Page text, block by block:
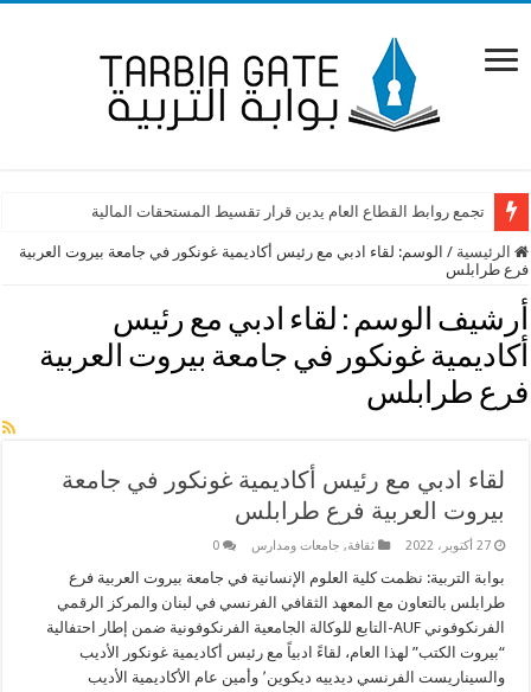
تجمع روابط القطاع العام يدين قرار تقسيط المستحقات المالية
الرئيسية / الوسم: لقاء ادبي مع رئيس أكاديمية غونكور في جامعة بيروت العربية
فرع طرابلس
أرشيف الوسم : لقاء ادبي مع رئيس
أكاديمية غونكور في جامعة بيروت العربية
فرع طرابلس
لقاء ادبي مع رئيس أكاديمية غونكور في جامعة
بيروت العربية فرع طرابلس
27 أكتوبر، 2022 ثقافة, جامعات ومدارس 0
بوابة التربية: نظمت كلية العلوم الإنسانية في جامعة بيروت العربية فرع
طرابلس بالتعاون مع المعهد الثقافي الفرنسي في لبنان والمركز الرقمي
الفرنكوفوني AUF-التابع للوكالة الجامعية الفرنكوفونية ضمن إطار احتفالية
“بيروت الكتب” لهذا العام، لقاءً ادبياً مع رئيس أكاديمية غونكور الأديب
والسيناريست الفرنسي ديدييه ديكوين٬ وأمين عام الأكاديمية الأديب